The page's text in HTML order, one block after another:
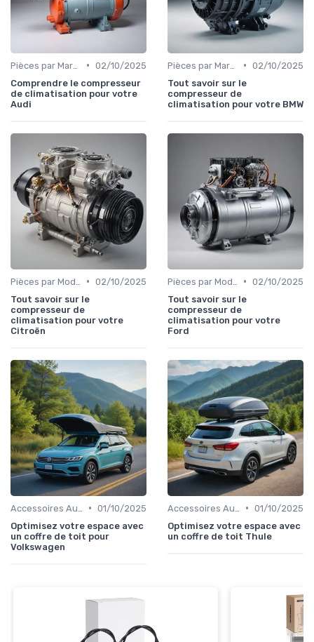
• 02/10/2025
Comprendre le compresseur
de climatisation pour votre
Audi
• 02/10/2025
Tout savoir sur le
compresseur de
climatisation pour votre BMW
• 02/10/2025
Tout savoir sur le
compresseur de
climatisation pour votre
Citroën
• 02/10/2025
Tout savoir sur le
compresseur de
climatisation pour votre
Ford
• 01/10/2025
Optimisez votre espace avec
un coffre de toit pour
Volkswagen
• 01/10/2025
Optimisez votre espace avec
un coffre de toit Thule